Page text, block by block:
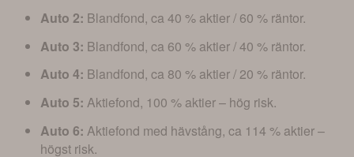
Auto 2: Blandfond, ca 40 % aktier / 60 % räntor.
Auto 3: Blandfond, ca 60 % aktier / 40 % räntor.
Auto 4: Blandfond, ca 80 % aktier / 20 % räntor.
Auto 5: Aktiefond, 100 % aktier – hög risk.
Auto 6: Aktiefond med hävstång, ca 114 % aktier –
högst risk.